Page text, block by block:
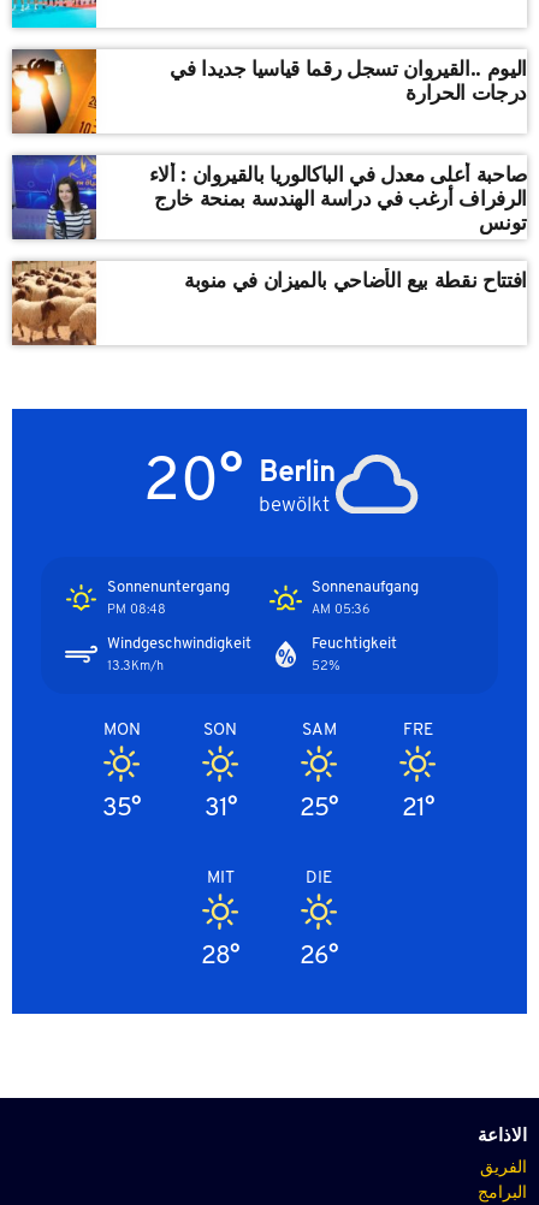
اليوم ..القيروان تسجل رقما قياسيا جديدا في
درجات الحرارة
صاحبة أعلى معدل في الباكالوريا بالقيروان : ألاء
الرفراف أرغب في دراسة الهندسة بمنحة خارج
تونس
افتتاح نقطة بيع الأضاحي بالميزان في منوبة
Berlin
bewölkt
20°
Sonnenaufgang
05:36 AM
Sonnenuntergang
08:48 PM
Feuchtigkeit
52%
Windgeschwindigkeit
13.3Km/h
FRE
21°
SAM
25°
SON
31°
MON
35°
DIE
26°
MIT
28°
الاذاعة
الفريق
البرامج